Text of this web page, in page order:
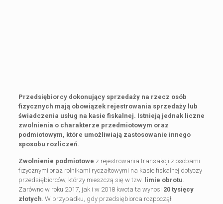
Przedsiębiorcy dokonujący sprzedaży na rzecz osób
fizycznych mają obowiązek rejestrowania sprzedaży lub
świadczenia usług na kasie fiskalnej. Istnieją jednak liczne
zwolnienia o charakterze przedmiotowym oraz
podmiotowym, które umożliwiają zastosowanie innego
sposobu rozliczeń.
Zwolnienie podmiotowe z rejestrowania transakcji z osobami
fizycznymi oraz rolnikami ryczałtowymi na kasie fiskalnej dotyczy
przedsiębiorców, którzy mieszczą się w tzw. limie obrotu.
Zarówno w roku 2017, jak i w 2018 kwota ta wynosi 20 tysięcy
złotych. W przypadku, gdy przedsiębiorca rozpoczął